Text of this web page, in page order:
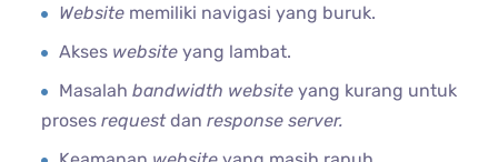
Website memiliki navigasi yang buruk.
Akses websiteyang lambat.
Masalahbandwidth websiteyang kurang untuk
prosesrequestdanresponse server.